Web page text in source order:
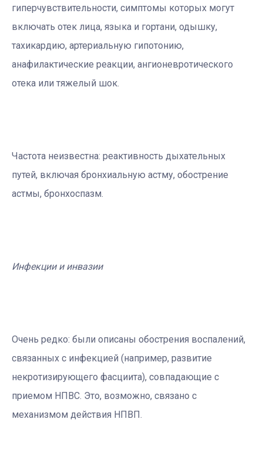
гиперчувствительности, симптомы которых могут
включать отек лица, языка и гортани, одышку,
тахикардию, артериальную гипотонию,
анафилактические реакции, ангионевротического
отека или тяжелый шок.
Частота неизвестна: реактивность дыхательных
путей, включая бронхиальную астму, обострение
астмы, бронхоспазм.
Инфекции и инвазии
Очень редко: были описаны обострения воспалений,
связанных с инфекцией (например, развитие
некротизирующего фасциита), совпадающие с
приемом НПВС. Это, возможно, связано с
механизмом действия НПВП.